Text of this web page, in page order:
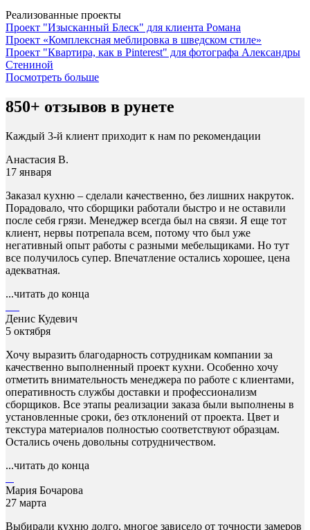
Реализованные проекты
Проект "Изысканный Блеск" для клиента Романа
Проект «Комплексная меблировка в шведском стиле»
Проект "Квартира, как в Pinterest" для фотографа Александры
Стениной
Посмотреть больше
850+ отзывов в рунете
Каждый 3-й клиент приходит к нам по рекомендации
Анастасия В.
17 января
Заказал кухню – сделали качественно, без лишних накруток.
Порадовало, что сборщики работали быстро и не оставили
после себя грязи. Менеджер всегда был на связи. Я еще тот
клиент, нервы потрепала всем, потому что был уже
негативный опыт работы с разными мебельщиками. Но тут
все получилось супер. Впечатление остались хорошее, цена
адекватная.
...читать до конца
Денис Кудевич
5 октября
Хочу выразить благодарность сотрудникам компании за
качественно выполненный проект кухни. Особенно хочу
отметить внимательность менеджера по работе с клиентами,
оперативность службы доставки и профессионализм
сборщиков. Все этапы реализации заказа были выполнены в
установленные сроки, без отклонений от проекта. Цвет и
текстура материалов полностью соответствуют образцам.
Остались очень довольны сотрудничеством.
...читать до конца
Мария Бочарова
27 марта
Выбирали кухню долго, многое зависело от точности замеров